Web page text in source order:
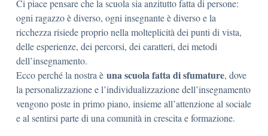
Ci piace pensare che la scuola sia anzitutto fatta di persone:
ogni ragazzo è diverso, ogni insegnante è diverso e la
ricchezza risiede proprio nella molteplicità dei punti di vista,
delle esperienze, dei percorsi, dei caratteri, dei metodi
dell’insegnamento.
Ecco perché la nostra è una scuola fatta di sfumature, dove
la personalizzazione e l’individualizzazione dell’insegnamento
vengono poste in primo piano, insieme all’attenzione al sociale
e al sentirsi parte di una comunità in crescita e formazione.